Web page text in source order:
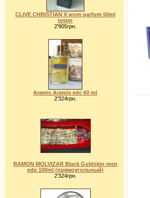
CLIVE CHRISTIAN X wom parfum 50ml
tester
2'905грн.
Aramis Aramis edc 60 ml
2'324грн.
RAMON MOLVIZAR Black Goldskin men
edp 100ml (прямоугольный)
2'324грн.